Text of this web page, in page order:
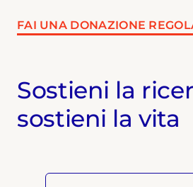
FAI UNA DONAZIONE
Sostieni la
sostieni la vita